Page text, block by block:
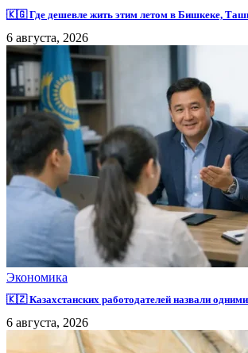
🇰🇬 Где дешевле жить этим летом в Бишкеке,
6 августа, 2026
Экономика
🇰🇿 Казахстанских работодателей назвали
6 августа, 2026